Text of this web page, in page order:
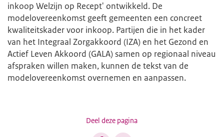
inkoop Welzijn op Recept' ontwikkeld. De
modelovereenkomst geeft gemeenten een concreet
kwaliteitskader voor inkoop. Partijen die in het kader
van het Integraal Zorgakkoord (IZA) en het Gezond en
Actief Leven Akkoord (GALA) samen op regionaal niveau
afspraken willen maken, kunnen de tekst van de
modelovereenkomst overnemen en aanpassen.
Deel deze pagina